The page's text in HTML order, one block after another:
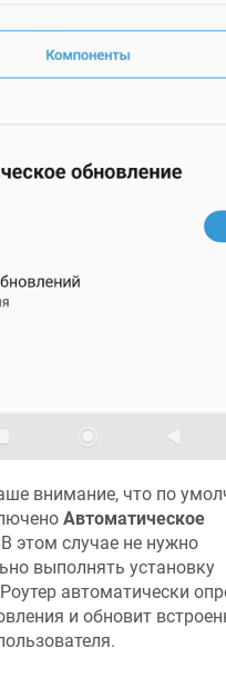
внимание, что по
Автоматическое
этом случае не нужно
выполнять установку
автоматически
и обновит